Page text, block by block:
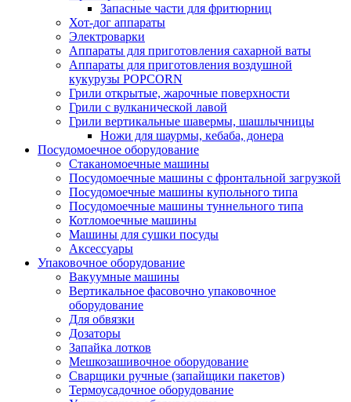
Запасные части для фритюрниц
Хот-дог аппараты
Электроварки
Аппараты для приготовления сахарной ваты
Аппараты для приготовления воздушной
кукурузы POPCORN
Грили открытые, жарочные поверхности
Грили с вулканической лавой
Грили вертикальные шавермы, шашлычницы
Ножи для шаурмы, кебаба, донера
Посудомоечное оборудование
Стаканомоечные машины
Посудомоечные машины с фронтальной загрузкой
Посудомоечные машины купольного типа
Посудомоечные машины туннельного типа
Котломоечные машины
Машины для сушки посуды
Аксессуары
Упаковочное оборудование
Вакуумные машины
Вертикальное фасовочно упаковочное
оборудование
Для обвязки
Дозаторы
Запайка лотков
Мешкозашивочное оборудование
Сварщики ручные (запайщики пакетов)
Термоусадочное оборудование